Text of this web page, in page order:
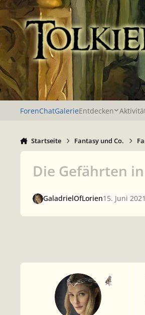
Zu Inhalt springen
ForenChatGalerieEntdecken
Startseite Fantasy und Co.
Die Gefährten
GaladrielOfLorien15. Juni 2021